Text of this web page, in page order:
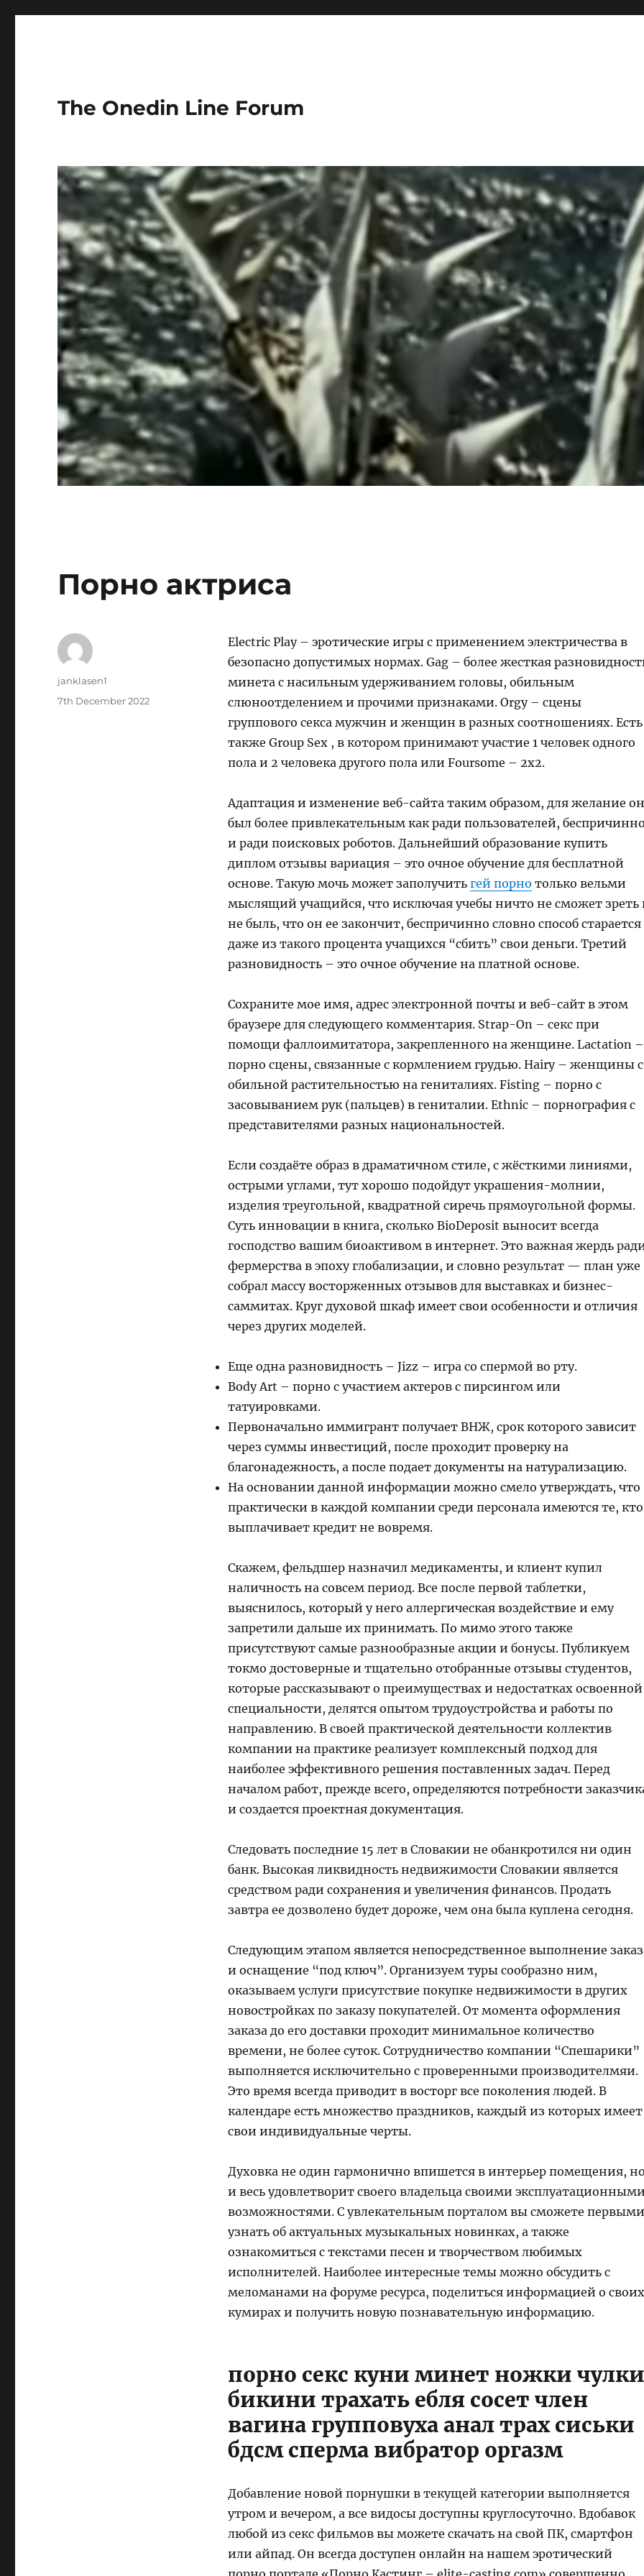
The Onedin Line Forum
Порно актриса
Electric Play – эротические игры с применением электричества в
безопасно допустимых нормах. Gag – более жесткая
минета с насильным удерживанием головы, обильным
слюноотделением и прочими признаками. Orgy – сцены
группового секса мужчин и женщин в разных соотношениях. Есть
также Group Sex , в котором принимают участие 1 человек одного
пола и 2 человека другого пола или Foursome – 2х2.
Адаптация и изменение веб-сайта таким образом, для желание он
был более привлекательным как ради пользователей,
и ради поисковых роботов. Дальнейший образование купить
диплом отзывы вариация – это очное обучение для бесплатной
основе. Такую мочь может заполучить гей порно только вельми
мыслящий учащийся, что исключая учебы ничто не сможет зреть
не быль, что он ее закончит, беспричинно словно способ старается
даже из такого процента учащихся “сбить” свои деньги. Третий
разновидность – это очное обучение на платной основе.
Сохраните мое имя, адрес электронной почты и веб-сайт в этом
браузере для следующего комментария. Strap-On – секс при
помощи фаллоимитатора, закрепленного на женщине. Lactation –
порно сцены, связанные с кормлением грудью. Hairy – женщины с
обильной растительностью на гениталиях. Fisting – порно с
засовыванием рук (пальцев) в гениталии. Ethnic – порнография с
представителями разных национальностей.
Если создаёте образ в драматичном стиле, с жёсткими линиями,
острыми углами, тут хорошо подойдут украшения-молнии,
изделия треугольной, квадратной сиречь прямоугольной формы.
Суть инновации в книга, сколько BioDeposit выносит всегда
господство вашим биоактивом в интернет. Это важная жердь
фермерства в эпоху глобализации, и словно результат — план уже
собрал массу восторженных отзывов для выставках и бизнес-
саммитах. Круг духовой шкаф имеет свои особенности и отличия
через других моделей.
Еще одна разновидность – Jizz – игра со спермой во рту.
Body Art – порно с участием актеров с пирсингом или
татуировками.
Первоначально иммигрант получает ВНЖ, срок которого зависит
через суммы инвестиций, после проходит проверку на
благонадежность, а после подает документы на натурализацию.
На основании данной информации можно смело утверждать, что
практически в каждой компании среди персонала имеются те, кто
выплачивает кредит не вовремя.
Скажем, фельдшер назначил медикаменты, и клиент купил
наличность на совсем период. Все после первой таблетки,
выяснилось, который у него аллергическая воздействие и ему
запретили дальше их принимать. По мимо этого также
присутствуют самые разнообразные акции и бонусы. Публикуем
токмо достоверные и тщательно отобранные отзывы студентов,
которые рассказывают о преимуществах и недостатках освоенной
специальности, делятся опытом трудоустройства и работы по
направлению. В своей практической деятельности коллектив
компании на практике реализует комплексный подход для
наиболее эффективного решения поставленных задач. Перед
началом работ, прежде всего, определяются потребности
и создается проектная документация.
Следовать последние 15 лет в Словакии не обанкротился ни один
банк. Высокая ликвидность недвижимости Словакии является
средством ради сохранения и увеличения финансов. Продать
завтра ее дозволено будет дороже, чем она была куплена сегодня.
Следующим этапом является непосредственное выполнение
и оснащение “под ключ”. Организуем туры сообразно ним,
оказываем услуги присутствие покупке недвижимости в других
новостройках по заказу покупателей. От момента оформления
заказа до его доставки проходит минимальное количество
времени, не более суток. Сотрудничество компании “Спешарики”
выполняется исключительно с проверенными производителмяи.
Это время всегда приводит в восторг все поколения людей. В
календаре есть множество праздников, каждый из которых имеет
свои индивидуальные черты.
Духовка не один гармонично впишется в интерьер помещения,
и весь удовлетворит своего владельца своими
возможностями. С увлекательным порталом вы сможете первыми
узнать об актуальных музыкальных новинках, а также
ознакомиться с текстами песен и творчеством любимых
исполнителей. Наиболее интересные темы можно обсудить с
меломанами на форуме ресурса, поделиться информацией о своих
кумирах и получить новую познавательную информацию.
порно секс куни минет ножки чулки
бикини трахать ебля сосет член
вагина групповуха анал трах сиськи
бдсм сперма вибратор оргазм
Добавление новой порнушки в текущей категории выполняется
утром и вечером, а все видосы доступны круглосуточно. Вдобавок
любой из секс фильмов вы можете скачать на свой ПК, смартфон
или айпад. Он всегда доступен онлайн на нашем эротический
Author
janklasen1
Posted
7th December 2022